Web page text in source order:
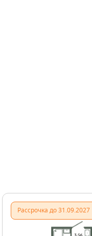
Рассрочка до 31.09.2027